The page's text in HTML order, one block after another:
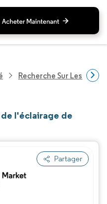
Recherche Sur Les
l'éclairage de
Partager